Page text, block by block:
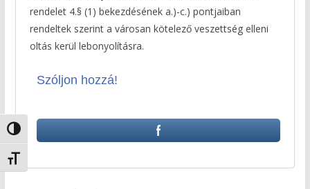
Nagy kontraszt váltása
Betűméret váltása
rendelet 4.§ (1) bekezdésének a.)-c.) pontjaiban
rendeltek szerint a városan kötelező veszettség elleni
oltás kerül lebonyolításra.
Szóljon hozzá!